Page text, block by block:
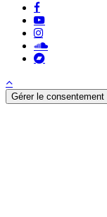
facebook
youtube
instagram
soundcloud
bandcamp
Gérer le consentement